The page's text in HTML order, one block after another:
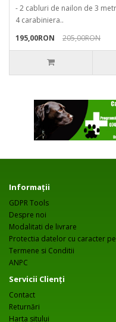
- 2 cabluri de nailon de 3
4 carabiniera..
195,00RON
205,00RON
Informaţii
GDPR Tools
Despre noi
Modalitati de livrare
Protectia datelor cu caracter
Termene si Conditii
ANPC
Servicii Clienţi
Contact
Returnări
Harta sitului